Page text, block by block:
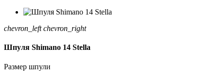
chevron_left chevron_right
Шпуля Shimano 14 Stella
Размер шпули